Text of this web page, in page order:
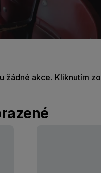
žádné akce. Kliknutím